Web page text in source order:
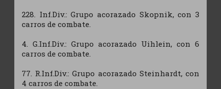
228. Inf.Div.: Grupo acorazado Skopnik, con 3
carros de combate.
4. G.Inf.Div.: Grupo acorazado Uihlein, con 6
carros de combate.
77. R.Inf.Div.: Grupo acorazado Steinhardt, con
4 carros de combate.